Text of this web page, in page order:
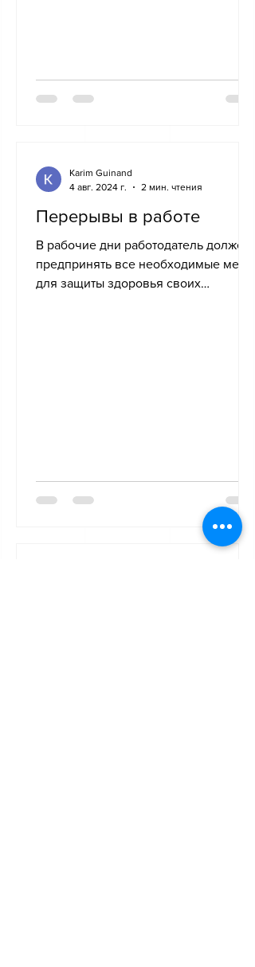
Перерывы в работе
В рабочие дни работодатель должен
предпринять все необходимые меры
для защиты здоровья своих
Karim Guinand
4 авг. 2024 г.
2 мин. чтения